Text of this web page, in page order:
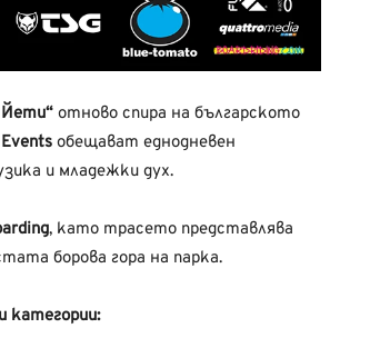
отново спира на българското
обещават еднодневен
и младежки дух.
, като трасето представлява
борова гора на парка.
категории: